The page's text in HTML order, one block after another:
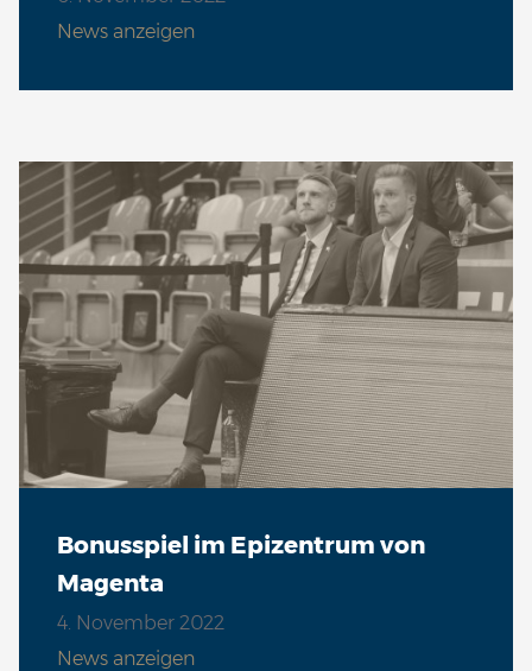
News anzeigen
Bonusspiel im Epizentrum von
Magenta
4. November 2022
News anzeigen